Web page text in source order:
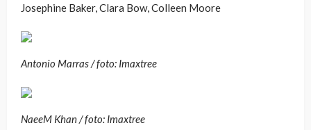
Josephine Baker, Clara Bow, Colleen Moore
Antonio Marras / foto: Imaxtree
NaeeM Khan / foto: Imaxtree